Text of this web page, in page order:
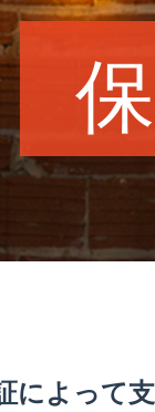
よって支